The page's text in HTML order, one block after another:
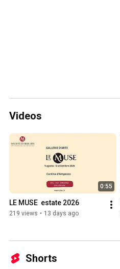
Videos
0:55
LE MUSE  estate 2026
219 views • 13 days ago
Shorts